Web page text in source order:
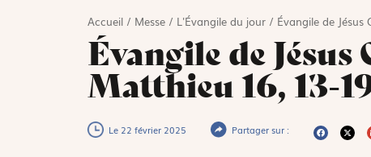
Accueil/ Messe/ L'Évangile du jour/ Évangile de
Évangile de
Matthieu 16, 13-
Le 22 février 2025 Partager sur :